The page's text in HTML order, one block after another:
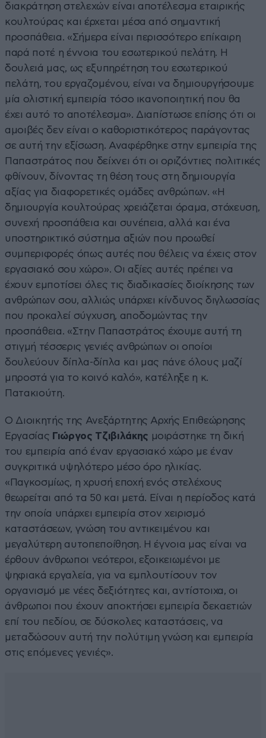
διακράτηση στελεχών είναι αποτέλεσμα εταιρικής
κουλτούρας και έρχεται μέσα από σημαντική
προσπάθεια. «Σήμερα είναι περισσότερο επίκαιρη
παρά ποτέ η έννοια του εσωτερικού πελάτη. Η
δουλειά μας, ως εξυπηρέτηση του εσωτερικού
πελάτη, του εργαζομένου, είναι να δημιουργήσουμε
μία ολιστική εμπειρία τόσο ικανοποιητική που θα
έχει αυτό το αποτέλεσμα». Διαπίστωσε επίσης ότι οι
αμοιβές δεν είναι ο καθοριστικότερος παράγοντας
σε αυτή την εξίσωση. Αναφέρθηκε στην εμπειρία της
Παπαστράτος που δείχνει ότι οι οριζόντιες πολιτικές
φθίνουν, δίνοντας τη θέση τους στη δημιουργία
αξίας για διαφορετικές ομάδες ανθρώπων. «Η
δημιουργία κουλτούρας χρειάζεται όραμα, στόχευση,
συνεχή προσπάθεια και συνέπεια, αλλά και ένα
υποστηρικτικό σύστημα αξιών που προωθεί
συμπεριφορές όπως αυτές που θέλεις να έχεις στον
εργασιακό σου χώρο». Οι αξίες αυτές πρέπει να
έχουν εμποτίσει όλες τις διαδικασίες διοίκησης των
ανθρώπων σου, αλλιώς υπάρχει κίνδυνος διγλωσσίας
που προκαλεί σύγχυση, αποδομώντας την
προσπάθεια. «Στην Παπαστράτος έχουμε αυτή τη
στιγμή τέσσερις γενιές ανθρώπων οι οποίοι
δουλεύουν δίπλα-δίπλα και μας πάνε όλους μαζί
μπροστά για το κοινό καλό», κατέληξε η κ.
Πατακιούτη.
Ο Διοικητής της Ανεξάρτητης Αρχής Επιθεώρησης
Εργασίας Γιώργος Τζιβιλάκης μοιράστηκε τη δική
του εμπειρία από έναν εργασιακό χώρο με έναν
συγκριτικά υψηλότερο μέσο όρο ηλικίας.
«Παγκοσμίως, η χρυσή εποχή ενός στελέχους
θεωρείται από τα 50 και μετά. Είναι η περίοδος κατά
την οποία υπάρχει εμπειρία στον χειρισμό
καταστάσεων, γνώση του αντικειμένου και
μεγαλύτερη αυτοπεποίθηση. Η έγνοια μας είναι να
έρθουν άνθρωποι νεότεροι, εξοικειωμένοι με
ψηφιακά εργαλεία, για να εμπλουτίσουν τον
οργανισμό με νέες δεξιότητες και, αντίστοιχα, οι
άνθρωποι που έχουν αποκτήσει εμπειρία δεκαετιών
επί του πεδίου, σε δύσκολες καταστάσεις, να
μεταδώσουν αυτή την πολύτιμη γνώση και εμπειρία
στις επόμενες γενιές».